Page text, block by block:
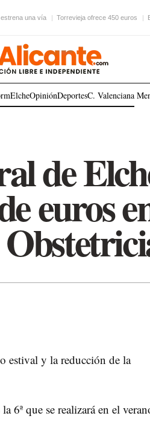
una vía Torrevieja ofrece 450 euros
ElcheOpiniónDeportesC. Valenciana
de
euros
estival y la reducción de la
6ª que se realizará en el